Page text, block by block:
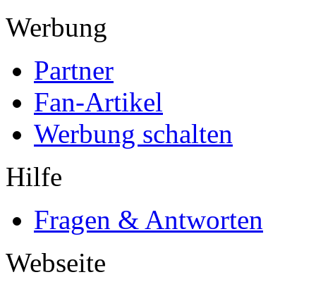
Werbung
Partner
Fan-Artikel
Werbung schalten
Hilfe
Fragen & Antworten
Webseite